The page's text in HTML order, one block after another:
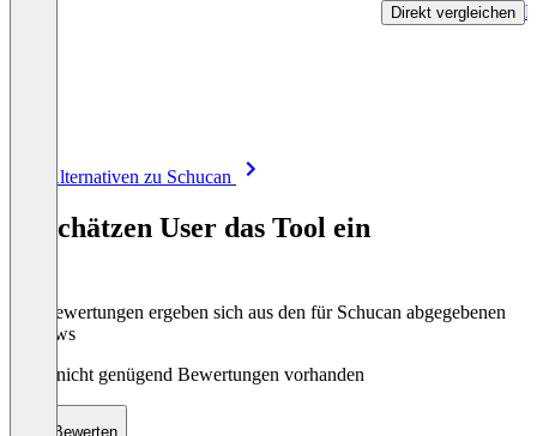
Direkt vergleichen
Alle Alternativen zu Schucan
So schätzen User das Tool ein
Die Bewertungen ergeben sich aus den für Schucan abgegebenen
Reviews
Noch nicht genügend Bewertungen vorhanden
Bewerten